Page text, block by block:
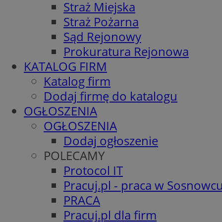
Straż Miejska
Straż Pożarna
Sąd Rejonowy
Prokuratura Rejonowa
KATALOG FIRM
Katalog firm
Dodaj firmę do katalogu
OGŁOSZENIA
OGŁOSZENIA
Dodaj ogłoszenie
POLECAMY
Protocol IT
Pracuj.pl - praca w
PRACA
Pracuj.pl dla firm